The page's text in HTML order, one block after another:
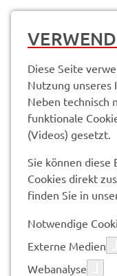
Service­leis­tun­gen &
Vorle­sen
MELDUNG
Diese Seite
Nutzung
Neben technisch
funktionale
(Videos) gesetzt.
Sie können diese
Cookies direkt
finden Sie in
Notwendige
Externe Medien
Webanalyse